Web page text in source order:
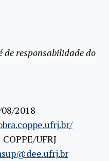
de responsabilidade do
2018
COPPE/UFRJ